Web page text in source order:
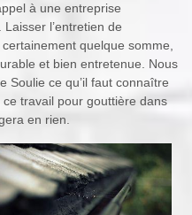
à une entreprise
l’entretien de
quelque somme,
et bien entretenue. Nous
Soulie ce qu’il faut connaître
travail pour gouttière dans
en rien.